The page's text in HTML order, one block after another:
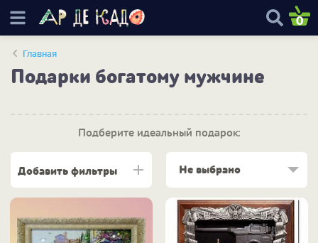
0
Главная
Подарки богатому мужчине
Подберите идеальный подарок:
Добавить фильтры Не выбрано